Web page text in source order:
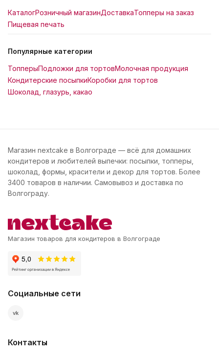
КаталогРозничный магазинДоставкаТопперы на заказ
Пищевая печать
Популярные категории
ТопперыПодложки для тортовМолочная продукция
Кондитерские посыпкиКоробки для тортов
Шоколад, глазурь, какао
Магазин nextcake в Волгограде — всё для домашних
кондитеров и любителей выпечки: посыпки, топперы,
шоколад, формы, красители и декор для тортов. Более
3400 товаров в наличии. Самовывоз и доставка по
Волгограду.
Магазин товаров для кондитеров в Волгограде
Социальные сети
vk
Контакты